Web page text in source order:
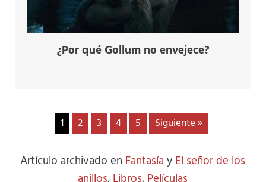
¿Por qué Gollum no envejece?
1 2 3 4 5 Siguiente »
Artículo archivado en Fantasía y El señor de los